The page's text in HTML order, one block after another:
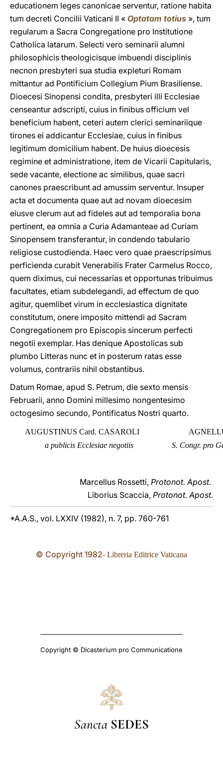
educationem leges canonicae serventur, ratione habita
tum decreti Concilii Vaticani II « Optatam totius », tum
regularum a Sacra Congregatione pro Institutione
Catholica latarum. Selecti vero seminarii alumni
philosophicis theologicisque imbuendi disciplinis
necnon presbyteri sua studia expleturi Romam
mittantur ad Pontificium Collegium Pium Brasiliense.
Dioecesi Sinopensi condita, presbyteri illi Ecclesiae
censeantur adscripti, cuius in finibus officium vel
beneficium habent, ceteri autem clerici seminariique
tirones ei addicantur Ecclesiae, cuius in finibus
legitimum domicilium habent. De huius dioecesis
regimine et administratione, item de Vicarii Capitularis,
sede vacante, electione ac similibus, quae sacri
canones praescribunt ad amussim serventur. Insuper
acta et documenta quae aut ad novam dioecesim
eiusve clerum aut ad fideles aut ad temporalia bona
pertinent, ea omnia a Curia Adamanteae ad Curiam
Sinopensem transferantur, in condendo tabulario
religiose custodienda. Haec vero quae praescripsimus
perficienda curabit Venerabilis Frater Carmelus Rocco,
quem diximus, cui necessarias et opportunas tribuimus
facultates, etiam subdelegandi, ad effectum de quo
agitur, quemlibet virum in ecclesiastica dignitate
constitutum, onere imposito mittendi ad Sacram
Congregationem pro Episcopis sincerum perfecti
negotii exemplar. Has denique Apostolicas sub
plumbo Litteras nunc et in posterum ratas esse
volumus, contrariis nihil obstantibus.
Datum Romae, apud S. Petrum, die sexto mensis
Februarii, anno Domini millesimo nongentesimo
octogesimo secundo, Pontificatus Nostri quarto.
AUGUSTINUS Card. CASAROLI
a publicis Ecclesiae negotiis
S. Congr. pro
Marcellus Rossetti, Protonot. Apost.
Liborius Scaccia, Protonot. Apost.
*A.A.S., vol. LXXIV (1982), n. 7, pp. 760-761
© Copyright 1982- Libreria Editrice Vaticana
Copyright © Dicasterium pro Communicatione
Sancta SEDES